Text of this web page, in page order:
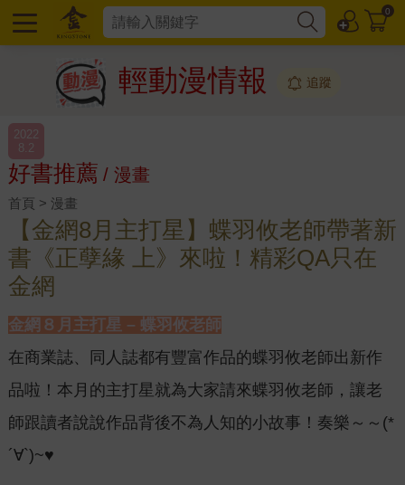
0
輕動漫情報 追蹤
2022
8.2
好書推薦 / 漫畫
首頁 > 漫畫
【金網8月主打星】蝶羽攸老師帶著新
書《正孽緣 上》來啦！精彩QA只在
金網
金網８月主打星 – 蝶羽攸老師
在商業誌、同人誌都有豐富作品的蝶羽攸老師出新作
品啦！本月的主打星就為大家請來蝶羽攸老師，讓老
師跟讀者說說作品背後不為人知的小故事！奏樂～～(*
´∀`)~♥